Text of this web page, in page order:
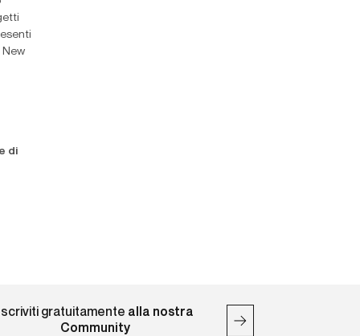
New
di
gratuitamente alla nostra
Community